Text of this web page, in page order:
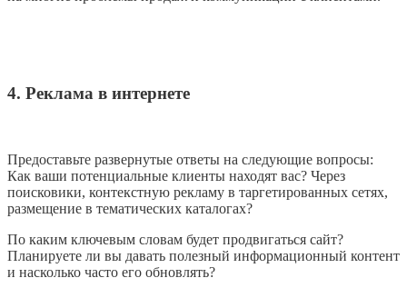
4. Реклама в интернете
Предоставьте развернутые ответы на следующие вопросы:
Как ваши потенциальные клиенты находят вас? Через
поисковики, контекстную рекламу в таргетированных сетях,
размещение в тематических каталогах?
По каким ключевым словам будет продвигаться сайт?
Планируете ли вы давать полезный информационный контент
и насколько часто его обновлять?